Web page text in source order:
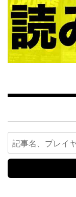
Search
for: